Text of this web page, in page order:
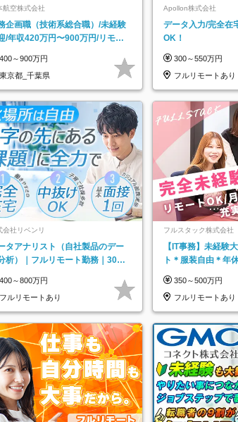
航空株式会社
企画職（技術系総合職）/未経験
/年収420万円〜900万円/リモー
400～900万円
東京都_千葉県
Apollon株式会社
データ入力/完全在
OK！
300～550万円
フルリモートあり
会社リベンリ
タアナリスト（自社製品のデー
析）｜フルリモート勤務｜30代
数活躍
400～800万円
フルリモートあり
フルスタック株式会社
【IT事務】未経験
ト＊服装自由＊年
350～500万円
フルリモートあり